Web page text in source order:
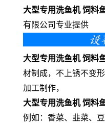
大型专用洗鱼机 饲料
有限公司专业提供
大型专用洗鱼机 饲料
材制成，不上锈不变
加工制作，
大型专用洗鱼机 饲料
例如：香菜、韭菜、